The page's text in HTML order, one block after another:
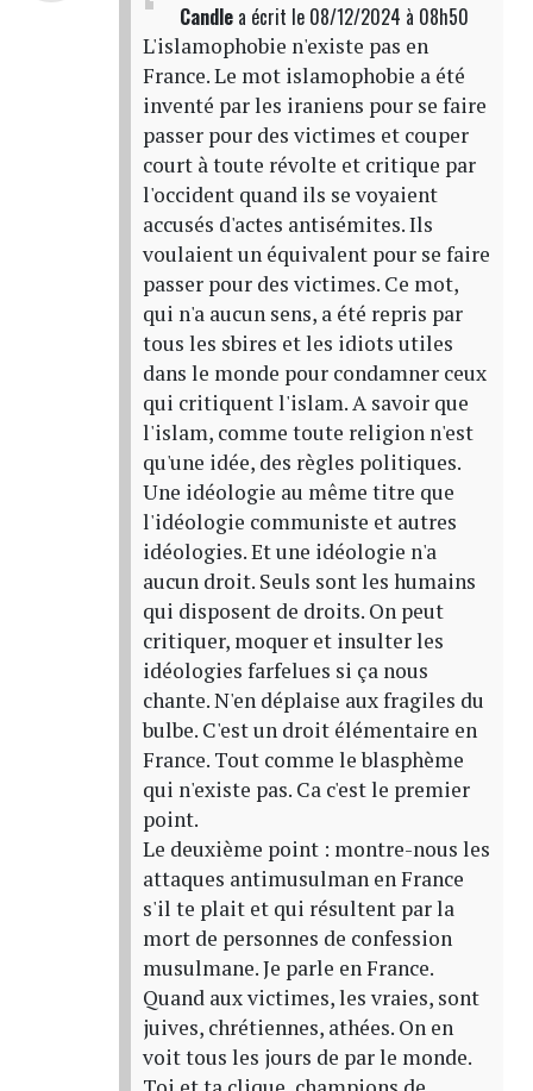
Candlea écrit le 08/12/2024 à 08h50
L'islamophobie n'existe pas en
France. Le mot islamophobie a été
inventé par les iraniens pour se faire
passer pour des victimes et couper
court à toute révolte et critique par
l'occident quand ils se voyaient
accusés d'actes antisémites. Ils
voulaient un équivalent pour se faire
passer pour des victimes. Ce mot,
qui n'a aucun sens, a été repris par
tous les sbires et les idiots utiles
dans le monde pour condamner ceux
qui critiquent l'islam. A savoir que
l'islam, comme toute religion n'est
qu'une idée, des règles politiques.
Une idéologie au même titre que
l'idéologie communiste et autres
idéologies. Et une idéologie n'a
aucun droit. Seuls sont les humains
qui disposent de droits. On peut
critiquer, moquer et insulter les
idéologies farfelues si ça nous
chante. N'en déplaise aux fragiles du
bulbe. C'est un droit élémentaire en
France. Tout comme le blasphème
qui n'existe pas. Ca c'est le premier
point.
Le deuxième point : montre-nous les
attaques antimusulman en France
s'il te plait et qui résultent par la
mort de personnes de confession
musulmane. Je parle en France.
Quand aux victimes, les vraies, sont
juives, chrétiennes, athées. On en
voit tous les jours de par le monde.